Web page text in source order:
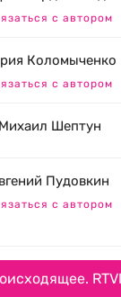
с автором
Коломыченко
с автором
Михаил Шептун
Пудовкин
с автором